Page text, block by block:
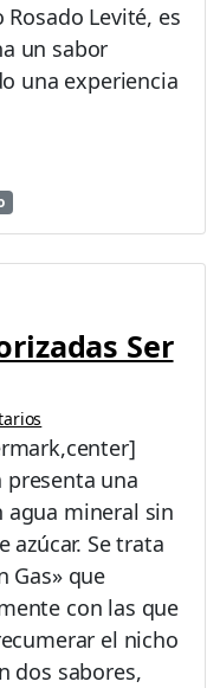
Levité, es
un sabor
una experiencia
Ser
n
u
e
v
s
A
g
u
presenta una
agua mineral sin
azúcar. Se trata
Gas» que
con las que
el nicho
dos sabores,